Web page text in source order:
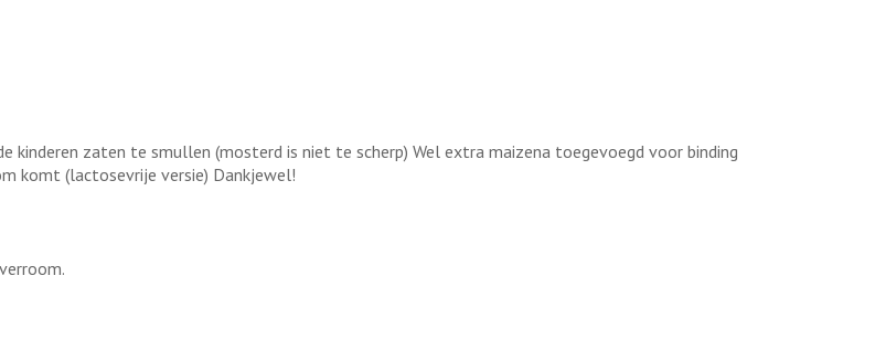
kinderen zaten te smullen (mosterd is niet te scherp) Wel extra maizena toegevoegd voor binding
komt (lactosevrije versie) Dankjewel!